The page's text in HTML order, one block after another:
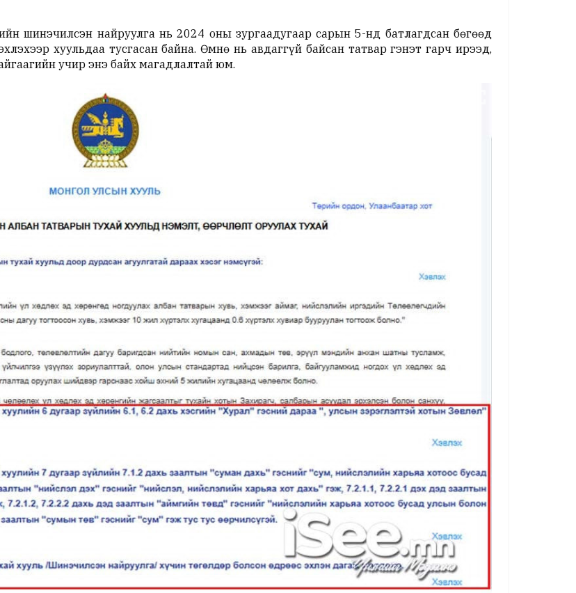
шинэчилсэн найруулга нь 2024 оны зургаадугаар сарын 5-нд батлагдсан бөгөөд
хуульдаа тусгасан байна. Өмнө нь авдаггүй байсан татвар гэнэт гарч ирээд,
учир энэ байх магадлалтай юм.